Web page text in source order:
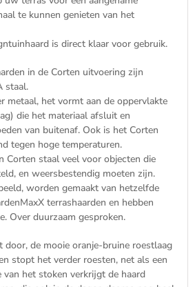
te kunnen genieten van het
is direct klaar voor gebruik.
in de Corten uitvoering zijn
staal.
metaal, het vormt aan de oppervlakte
die het materiaal afsluit en
van buitenaf. Ook is het Corten
tegen hoge temperaturen.
Corten staal veel voor objecten die
en weersbestendig moeten zijn.
worden gemaakt van hetzelfde
terrashaarden en hebben
Over duurzaam gesproken.
door, de mooie oranje-bruine roestlaag
stopt het verder roesten, net als een
het stoken verkrijgt de haard